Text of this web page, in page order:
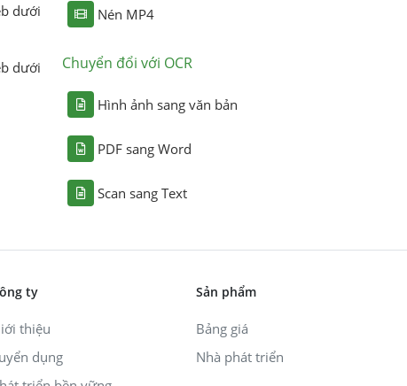
dưới
dưới
Nén MP4
Chuyển đổi với OCR
Hình ảnh sang văn bản
PDF sang Word
Scan sang Text
ty
thiệu
dụng
Sản phẩm
Bảng giá
Nhà phát triển